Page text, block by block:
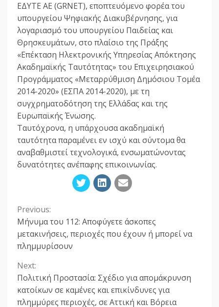
ΕΔΥΤΕ ΑΕ (GRNET), εποπτευόμενο φορέα του
υπουργείου Ψηφιακής Διακυβέρνησης, για
λογαριασμό του υπουργείου Παιδείας και
Θρησκευμάτων, στο πλαίσιο της Πράξης
«Επέκταση Ηλεκτρονικής Υπηρεσίας Απόκτησης
Ακαδημαϊκής Ταυτότητας» του Επιχειρησιακού
Προγράμματος «Μεταρρύθμιση Δημόσιου Τομέα
2014-2020» (ΕΣΠΑ 2014-2020), με τη
συγχρηματοδότηση της Ελλάδας και της
Ευρωπαϊκής Ένωσης.
Ταυτόχρονα, η υπάρχουσα ακαδημαϊκή
ταυτότητα παραμένει εν ισχύ και σύντομα θα
αναβαθμιστεί τεχνολογικά, ενσωματώνοντας
δυνατότητες ανέπαφης επικοινωνίας.
Continue
Reading
Previous:
Μήνυμα του 112: Αποφύγετε άσκοπες
μετακινήσεις, περιοχές που έχουν ή μπορεί να
πλημμυρίσουν
Next:
Πολιτική Προστασία: Σχέδιο για απομάκρυνση
κατοίκων σε καμένες και επικίνδυνες για
πλημμύρες περιοχές, σε Αττική και Βόρεια